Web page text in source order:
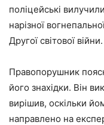
поліцейські
нарізної
Другої світової війни.
Правопорушник
його знахідки. Він
вирішив, оскільки
направлено на